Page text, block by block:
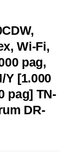
Wi-Fi,
pag,
Y [1.000
pag] TN-
DR-